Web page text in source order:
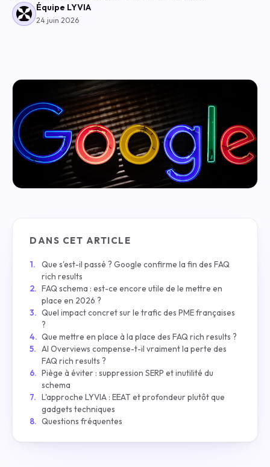
Équipe LYVIA
24 juin 2026
DANS CET ARTICLE
Que s'est-il passé ? Google confirme la fin des FAQ
rich results
FAQ schema : est-ce encore utile de le mettre en
place en 2026 ?
Quel impact concret sur le trafic des PME françaises
?
Que mettre en place à la place des FAQ rich results ?
AI Overviews compense-t-il vraiment la perte des
FAQ rich results ?
Piège à éviter : suppression SERP et inutilité du
schema
L'approche LYVIA : EEAT et profondeur plutôt que
gadgets techniques
Questions fréquentes